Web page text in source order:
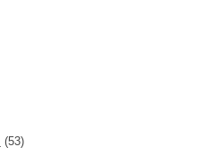
(53)